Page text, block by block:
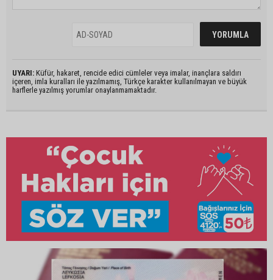
UYARI: Küfür, hakaret, rencide edici cümleler veya imalar, inançlara saldırı
içeren, imla kuralları ile yazılmamış, Türkçe karakter kullanılmayan ve büyük
harflerle yazılmış yorumlar onaylanmamaktadır.